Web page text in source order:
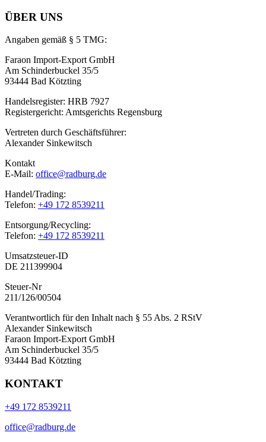
ÜBER UNS
Angaben gemäß § 5 TMG:
Faraon Import-Export GmbH
Am Schinderbuckel 35/5
93444 Bad Kötzting
Handelsregister: HRB 7927
Registergericht: Amtsgerichts Regensburg
Vertreten durch Geschäftsführer:
Alexander Sinkewitsch
Kontakt
E-Mail: office@radburg.de
Handel/Trading:
Telefon: +49 172 8539211
Entsorgung/Recycling:
Telefon: +49 172 8539211
Umsatzsteuer-ID
DE 211399904
Steuer-Nr
211/126/00504
Verantwortlich für den Inhalt nach § 55 Abs. 2 RStV
Alexander Sinkewitsch
Faraon Import-Export GmbH
Am Schinderbuckel 35/5
93444 Bad Kötzting
KONTAKT
+49 172 8539211
office@radburg.de